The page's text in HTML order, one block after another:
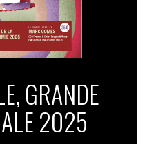
GRANDE
2025